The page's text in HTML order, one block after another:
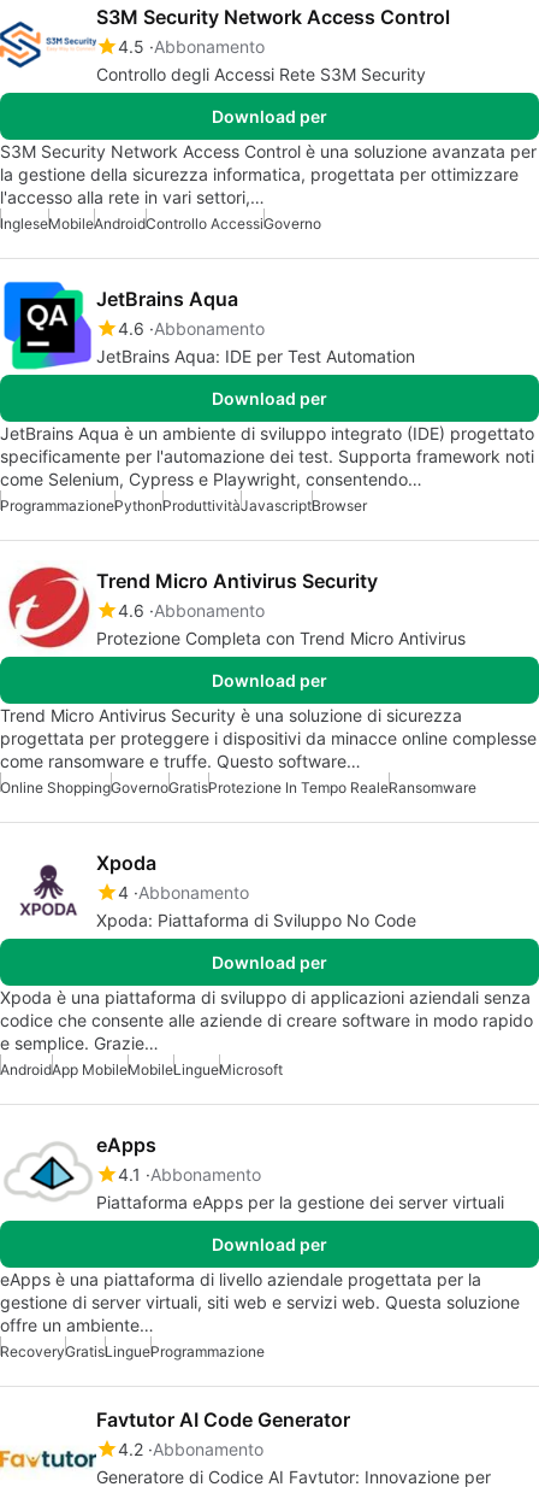
S3M Security Network Access Control
4.5 Abbonamento
Controllo degli Accessi Rete S3M Security
Download per
S3M Security Network Access Control è una soluzione avanzata per
la gestione della sicurezza informatica, progettata per ottimizzare
l'accesso alla rete in vari settori,…
IngleseMobileAndroidControllo AccessiGoverno
JetBrains Aqua
4.6 Abbonamento
JetBrains Aqua: IDE per Test Automation
Download per
JetBrains Aqua è un ambiente di sviluppo integrato (IDE) progettato
specificamente per l'automazione dei test. Supporta framework noti
come Selenium, Cypress e Playwright, consentendo…
ProgrammazionePythonProduttivitàJavascriptBrowser
Trend Micro Antivirus Security
4.6 Abbonamento
Protezione Completa con Trend Micro Antivirus
Download per
Trend Micro Antivirus Security è una soluzione di sicurezza
progettata per proteggere i dispositivi da minacce online complesse
come ransomware e truffe. Questo software…
Online ShoppingGovernoGratisProtezione In Tempo RealeRansomware
Xpoda
4 Abbonamento
Xpoda: Piattaforma di Sviluppo No Code
Download per
Xpoda è una piattaforma di sviluppo di applicazioni aziendali senza
codice che consente alle aziende di creare software in modo rapido
e semplice. Grazie…
AndroidApp MobileMobileLingueMicrosoft
eApps
4.1
Abbonamento
Piattaforma eApps per la gestione dei server virtuali
Download per
eApps è una piattaforma di livello aziendale progettata per la
gestione di server virtuali, siti web e servizi web. Questa soluzione
offre un ambiente…
RecoveryGratisLingueProgrammazione
Favtutor AI Code Generator
4.2 Abbonamento
Generatore di Codice AI Favtutor: Innovazione per